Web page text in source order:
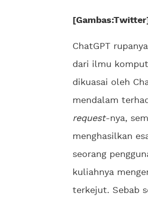
[Gambas:Twitter]
ChatGPT
dari ilmu
dikuasai oleh
mendalam
request-nya,
menghasilkan
seorang
kuliahnya
terkejut. Sebab